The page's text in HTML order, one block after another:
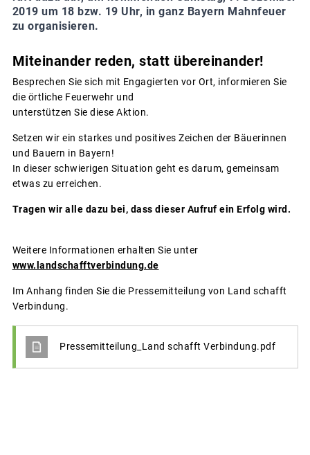
2019 um 18 bzw. 19 Uhr, in ganz Bayern Mahnfeuer
zu organisieren.
Miteinander reden, statt übereinander!
Besprechen Sie sich mit Engagierten vor Ort, informieren Sie
die örtliche Feuerwehr und
unterstützen Sie diese Aktion.
Setzen wir ein starkes und positives Zeichen der Bäuerinnen
und Bauern in Bayern!
In dieser schwierigen Situation geht es darum, gemeinsam
etwas zu erreichen.
Tragen wir alle dazu bei, dass dieser Aufruf ein Erfolg wird.
Weitere Informationen erhalten Sie unter
www.landschafftverbindung.de
Im Anhang finden Sie die Pressemitteilung von Land schafft
Verbindung.
Pressemitteilung_Land schafft Verbindung.pdf